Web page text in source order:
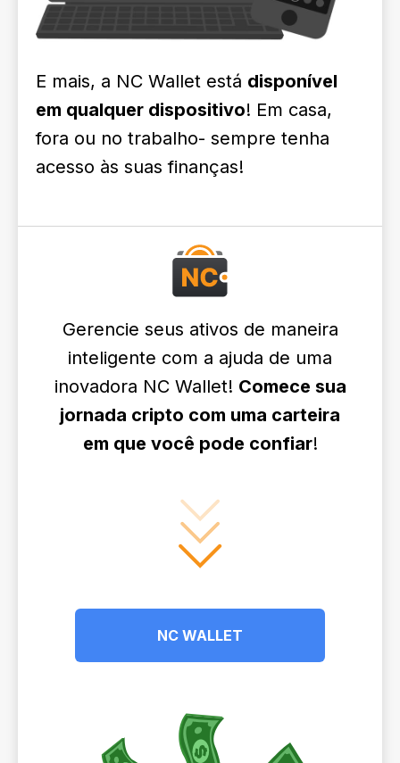
E mais, a NC Wallet está disponível
em qualquer dispositivo! Em casa,
fora ou no trabalho- sempre tenha
acesso às suas finanças!
Gerencie seus ativos de maneira
inteligente com a ajuda de uma
inovadora NC Wallet! Comece sua
jornada cripto com uma carteira
em que você pode confiar!
NC WALLET